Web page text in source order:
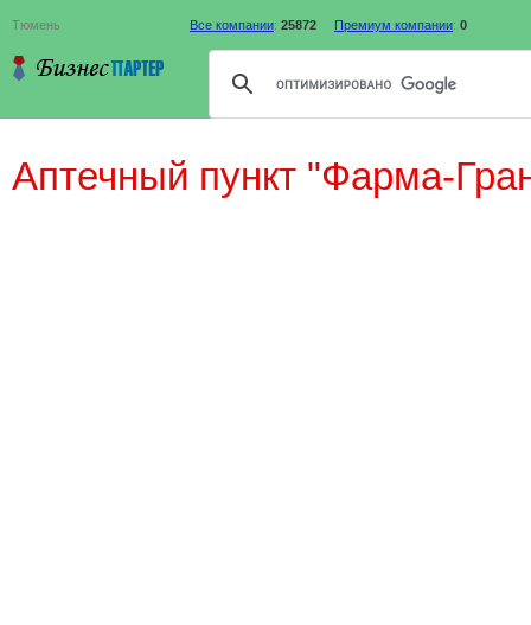
Тюмень Все компании: 25872 Премиум компании: 0
Аптечный пункт "Фарма-